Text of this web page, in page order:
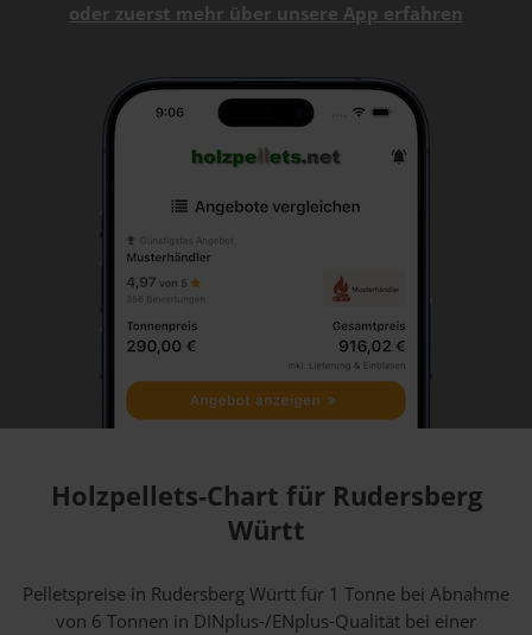
oder zuerst mehr über unsere App erfahren
Holzpellets-Chart für Rudersberg
Württ
Pelletspreise in Rudersberg Württ für 1 Tonne bei Abnahme
von 6 Tonnen in DINplus-/ENplus-Qualität bei einer